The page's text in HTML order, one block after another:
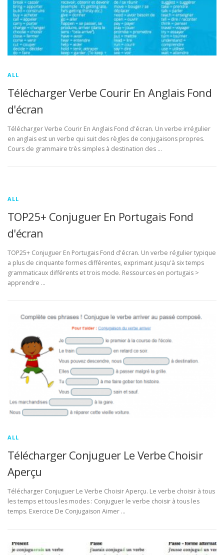
ALL
Télécharger Verbe Courir En Anglais Fond
d'écran
Télécharger Verbe Courir En Anglais Fond d'écran. Un verbe irrégulier
en anglais est un verbe qui suit des règles de conjugaisons propres.
Cours de grammaire très simples à destination des …
ALL
TOP25+ Conjuguer En Portugais Fond
d'écran
TOP25+ Conjuguer En Portugais Fond d'écran. Un verbe régulier typique
a plus de cinquante formes différentes, exprimant jusqu'à six temps
grammaticaux différents et trois mode. Ressources en portugais >
apprendre …
ALL
Télécharger Conjuguer Le Verbe Choisir
Aperçu
Télécharger Conjuguer Le Verbe Choisir Aperçu. Le verbe choisir à tous
les temps et tous les modes : Conjuguer le verbe choisir à tous les
temps. Exercice De Conjugaison Aimer …